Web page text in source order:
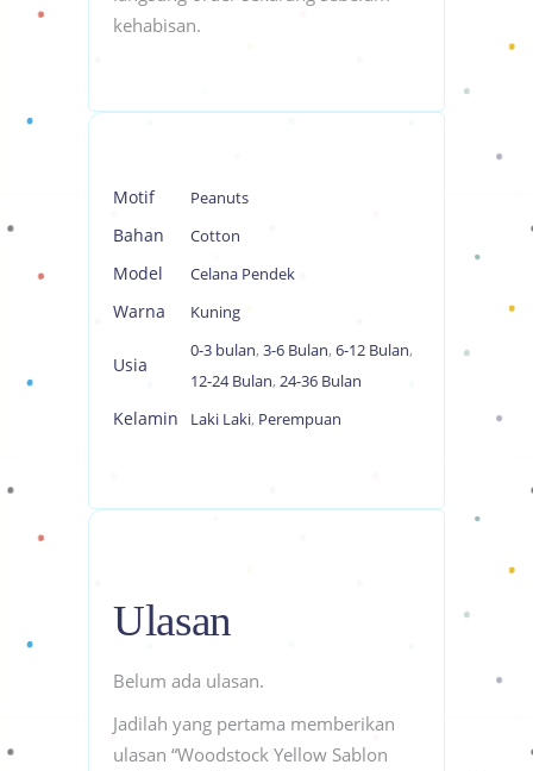
kehabisan.
Motif Peanuts
Bahan Cotton
Model Celana Pendek
Warna Kuning
Usia
0-3 bulan, 3-6 Bulan, 6-12 Bulan,
12-24 Bulan, 24-36 Bulan
Kelamin Laki Laki, Perempuan
Ulasan
Belum ada ulasan.
Jadilah yang pertama memberikan
ulasan “Woodstock Yellow Sablon